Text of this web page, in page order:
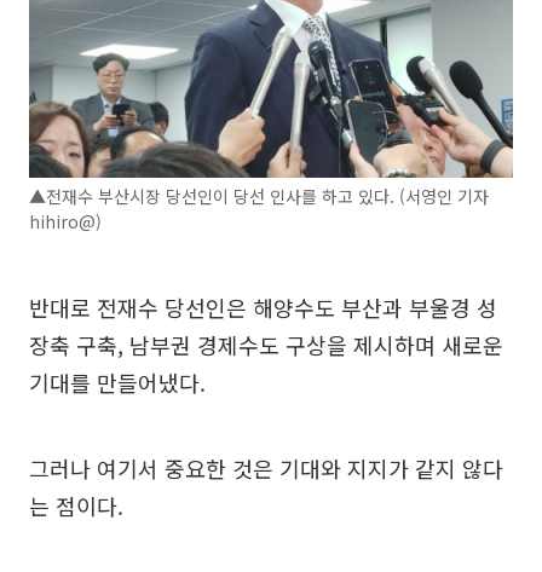
▲전재수 부산시장 당선인이 당선 인사를 하고 있다. (서영인 기자
hihiro@)
반대로 전재수 당선인은 해양수도 부산과 부울경 성
장축 구축, 남부권 경제수도 구상을 제시하며 새로운
기대를 만들어냈다.
그러나 여기서 중요한 것은 기대와 지지가 같지 않다
는 점이다.